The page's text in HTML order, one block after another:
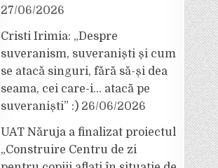
27/06/2026
Cristi Irimia: „Despre
suveranism, suveraniști și cum
se atacă singuri, fără să-și dea
seama, cei care-i… atacă pe
suveraniști” :) 26/06/2026
UAT Năruja a finalizat proiectul
„Construire Centru de zi